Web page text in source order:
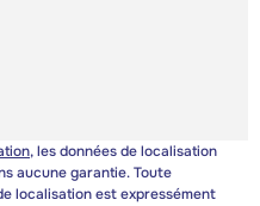
, les données de localisation
aucune garantie. Toute
localisation est expressément